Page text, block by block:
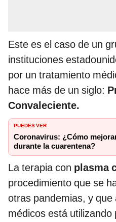
Este es el caso de un
instituciones
por un tratamiento
hace más de un siglo:
Convaleciente.
PUEDES VER
Coronavirus: ¿Cómo
durante la cuarentena?
La terapia con plasma
procedimiento que se
otras pandemias, y
médicos está